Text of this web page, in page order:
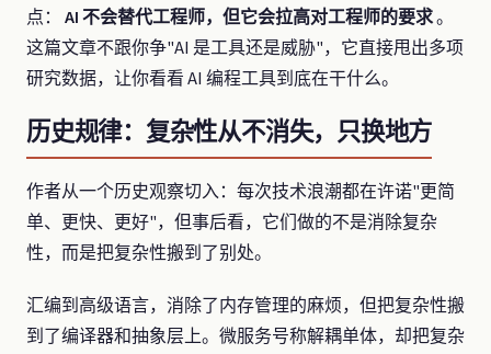
点： AI 不会替代工程师，但它会拉高对工程师的要求。
这篇文章不跟你争"AI 是工具还是威胁"，它直接甩出多项
研究数据，让你看看 AI 编程工具到底在干什么。
历史规律：复杂性从不消失，只换地方
作者从一个历史观察切入：每次技术浪潮都在许诺"更简
单、更快、更好"，但事后看，它们做的不是消除复杂
性，而是把复杂性搬到了别处。
汇编到高级语言，消除了内存管理的麻烦，但把复杂性搬
到了编译器和抽象层上。微服务号称解耦单体，却把复杂